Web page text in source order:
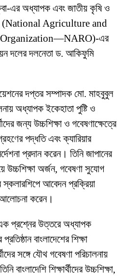
এর অধ্যাপক এবং জাতীয় কৃষি ও
(National Agriculture and
Organization—NARO)-এর
দলের দলনেতা ড. আকিফুমি
দপ্তর সম্পাদক মো. মাহবুবুল
অধ্যাপক ইকেহাতা পুষ্টি ও
জন্য উচ্চশিক্ষা ও গবেষণাক্ষেত্রে
পদ্ধতি এবং ক্যারিয়ার
প্রদান করেন। তিনি জাপানের
উচ্চশিক্ষা অর্জন, গবেষণা সুযোগ
স্কলারশিপে আবেদন প্রক্রিয়া
আলোচনা করেন।
প্রশ্নের উত্তরে অধ্যাপক
বাংলাদেশের শিক্ষা
সঙ্গে যৌথ গবেষণা পরিচালনায়
বাংলাদেশি শিক্ষার্থীদের উচ্চশিক্ষা,